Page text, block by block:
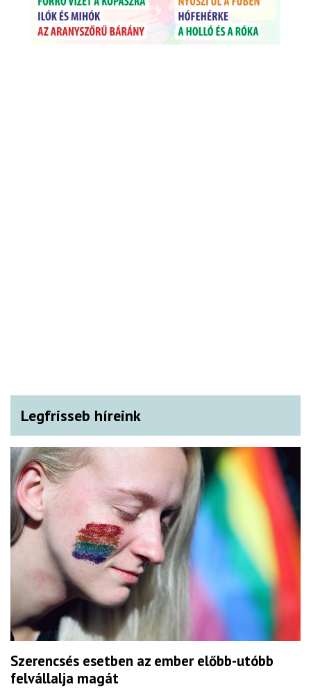
Legfrisseb híreink
Szerencsés esetben az ember előbb-utóbb
felvállalja magát